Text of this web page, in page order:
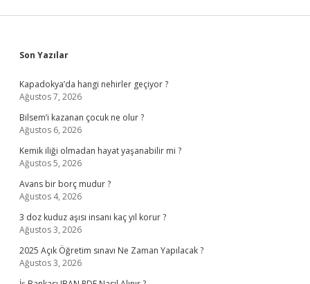
Sidebar
Son Yazılar
Kapadokya’da hangi nehirler geçiyor ?
Ağustos 7, 2026
Bilsem’i kazanan çocuk ne olur ?
Ağustos 6, 2026
Kemik iliği olmadan hayat yaşanabilir mi ?
Ağustos 5, 2026
Avans bir borç mudur ?
Ağustos 4, 2026
3 doz kuduz aşısı insanı kaç yıl korur ?
Ağustos 3, 2026
2025 Açık Öğretim sınavı Ne Zaman Yapılacak ?
Ağustos 3, 2026